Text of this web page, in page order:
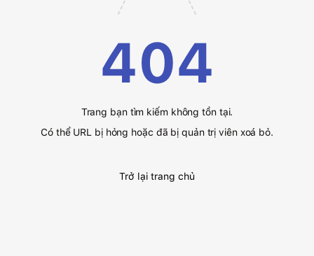
404
Trang bạn tìm kiếm không tồn tại.
Có thể URL bị hỏng hoặc đã bị quản trị viên xoá bỏ.
Trở lại trang chủ